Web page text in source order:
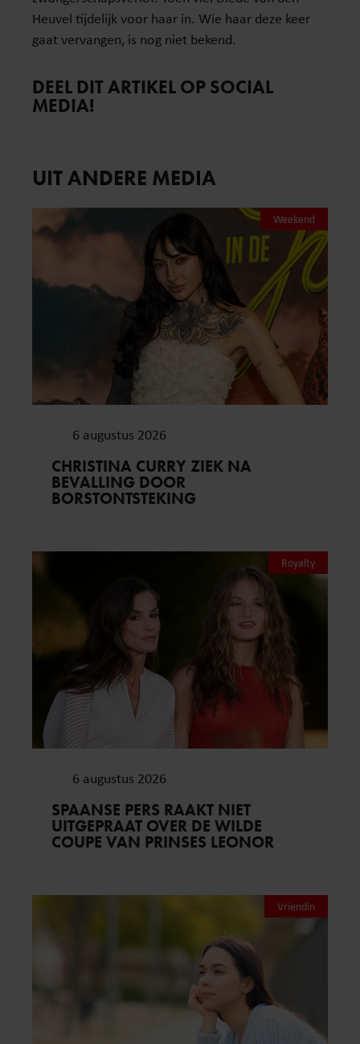
Heuvel tijdelijk voor haar in. Wie haar deze keer
gaat vervangen, is nog niet bekend.
DEEL DIT ARTIKEL OP SOCIAL
MEDIA!
UIT ANDERE MEDIA
Weekend
6 augustus 2026
CHRISTINA CURRY ZIEK NA
BEVALLING DOOR
BORSTONTSTEKING
Royalty
6 augustus 2026
SPAANSE PERS RAAKT NIET
UITGEPRAAT OVER DE WILDE
COUPE VAN PRINSES LEONOR
Vriendin